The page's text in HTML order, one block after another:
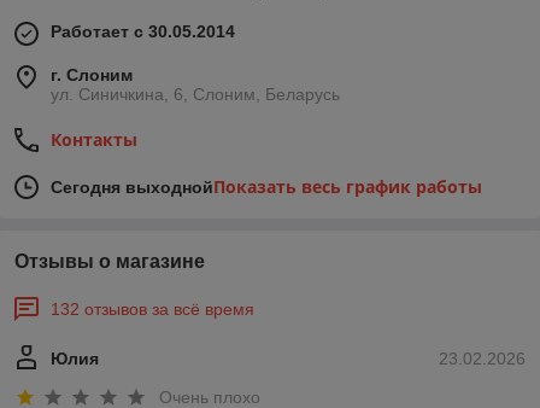
Работает с 30.05.2014
г. Слоним
ул. Синичкина, 6, Слоним, Беларусь
Контакты
Сегодня выходнойПоказать весь график работы
Отзывы о магазине
132 отзывов за всё время
23.02.2026
Юлия
Очень плохо